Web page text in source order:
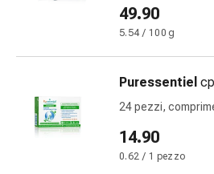
circolatori
Cessazione
Disturbi
venosi
nervo
49.90
5.54 / 100 g
Puressentiel
24 pezzi,
14.90
0.62 / 1 pezzo